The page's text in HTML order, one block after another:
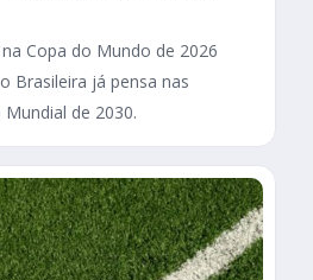
Copa do Mundo de 2026
Brasileira já pensa nas
de 2030.